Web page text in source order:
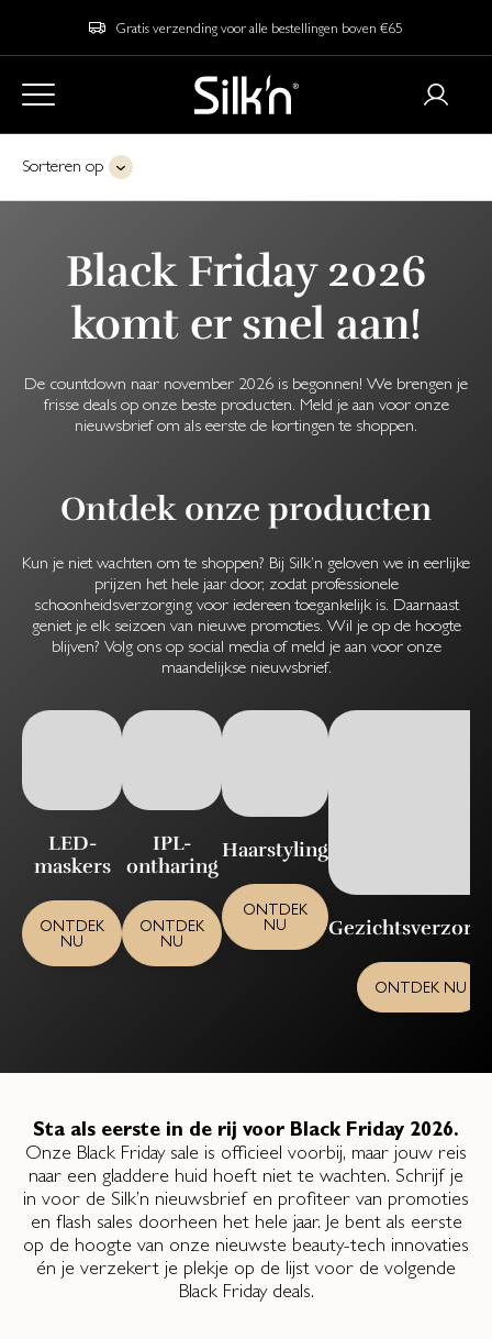
Gratis verzending voor alle bestellingen boven €65
Sorteren op
Black Friday 2026
komt er snel aan!
De countdown naar november 2026 is begonnen! We brengen je
frisse deals op onze beste producten. Meld je aan voor onze
nieuwsbrief om als eerste de kortingen te shoppen.
Ontdek onze producten
Kun je niet wachten om te shoppen? Bij Silk’n geloven we in eerlijke
prijzen het hele jaar door, zodat professionele
schoonheidsverzorging voor iedereen toegankelijk is. Daarnaast
geniet je elk seizoen van nieuwe promoties. Wil je op de hoogte
blijven? Volg ons op social media of meld je aan voor onze
maandelijkse nieuwsbrief.
LED-
maskers
ONTDEK
NU
IPL-
ontharing
ONTDEK
NU
Haarstyling
ONTDEK
NU
ONTDEK NU
Sta als eerste in de rij voor Black Friday 2026.
Onze Black Friday sale is officieel voorbij, maar jouw reis
naar een gladdere huid hoeft niet te wachten. Schrijf je
in voor de Silk’n nieuwsbrief en profiteer van promoties
en flash sales doorheen het hele jaar. Je bent als eerste
op de hoogte van onze nieuwste beauty-tech innovaties
én je verzekert je plekje op de lijst voor de volgende
Black Friday deals.